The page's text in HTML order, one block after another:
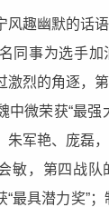
风趣幽默的话
同事为选手加
激烈的角逐，
中微荣获“最强
朱军艳、庞磊
敏，第四战队
“最具潜力奖”